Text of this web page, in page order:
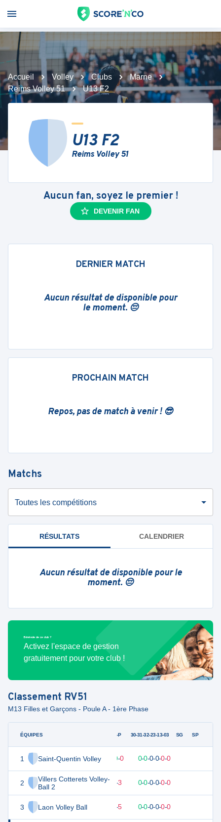
Accueil Volley Clubs
Marne
Reims Volley 51
U13 F2
U13 F2
Reims Volley 51
Aucun fan, soyez le premier !
DEVENIR FAN
DERNIER MATCH
Aucun résultat de disponible pour
le moment. 😔
PROCHAIN MATCH
Repos, pas de match à venir ! 😎
Matchs
Toutes les compétitions
RÉSULTATS CALENDRIER
Aucun résultat de disponible pour le
moment. 😔
Bénévole de ce club ?
Activez l'espace de gestion
gratuitement pour votre club !
Classement RV51
M13 Filles et Garçons - Poule A - 1ère Phase
ÉQUIPES
1 Saint-Quentin Volley
2
Villers Cotterets Volley-
Ball 2
3 Laon Volley Ball
G-P 30-31-32-23-13-03 SG SP
30 10 10-0 0-0-0-0-0-0
21 10 -3 0-0-0-0-0-0
15 -5 0-0-0-0-0-0